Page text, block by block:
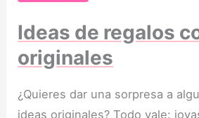
Ideas de regalos
originales
¿Quieres dar una sorpresa a
ideas originales? Todo vale: